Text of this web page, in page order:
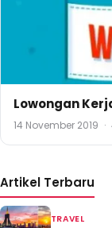
Lowongan
14 November 2019 ·
Artikel Terbaru
TRAVEL